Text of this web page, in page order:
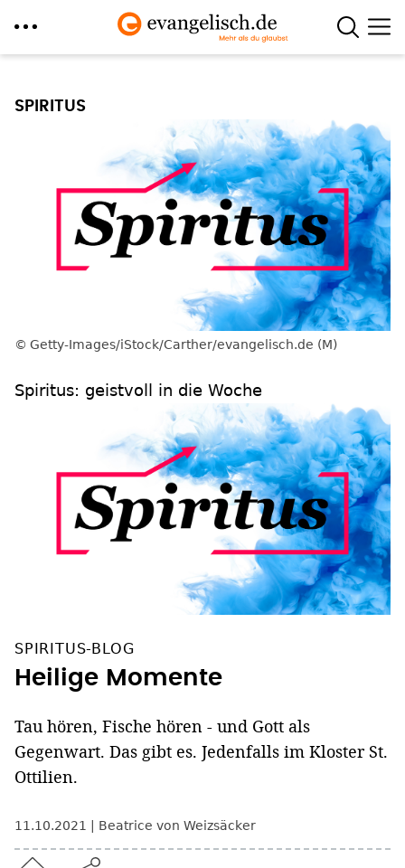
Inhalt
SPIRITUS
Getty-Images/iStock/Carther/evangelisch.de (M)
Spiritus: geistvoll in die Woche
SPIRITUS-BLOG
Heilige Momente
Tau hören, Fische hören - und Gott als
Gegenwart. Das gibt es. Jedenfalls im Kloster St.
Ottilien.
11.10.2021 Beatrice von Weizsäcker